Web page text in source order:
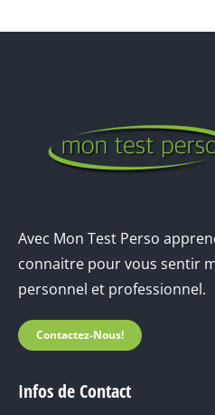
Avec Mon Test Perso
connaitre pour vous sentir
personnel et professionnel.
Contactez-Nous!
Infos de Contact